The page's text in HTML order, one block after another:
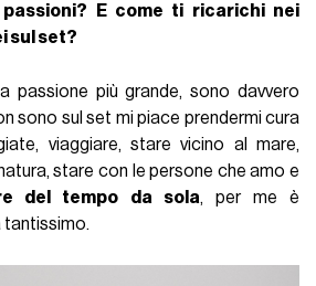
E come ti ricarichi nei
sul set?
passione più grande, sono davvero
sono sul set mi piace prendermi cura
viaggiare, stare vicino al mare,
stare con le persone che amo e
del tempo da sola, per me è
tantissimo.